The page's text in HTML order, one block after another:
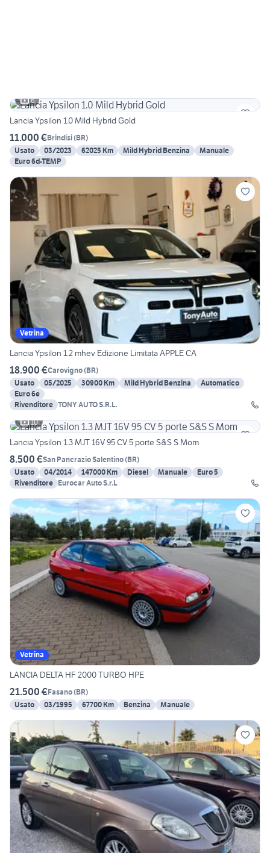
6
Lancia Ypsilon 1.0 Mild Hybrid Gold
11.000 €Brindisi(BR)
Usato
03/2023 62025 Km Mild Hybrid Benzina
Manuale
Euro 6d-TEMP
Vetrina
Lancia Ypsilon 1.2 mhev Edizione Limitata APPLE CA
18.900 €Carovigno(BR)
Usato
05/2025 30900 Km Mild Hybrid Benzina
Automatico
Euro 6e
Rivenditore TONY AUTO S.R.L.
10
Lancia Ypsilon 1.3 MJT 16V 95 CV 5 porte S&S S Mom
8.500 €San Pancrazio Salentino(BR)
Usato
04/2014 147000 Km Diesel Manuale
Euro 5
Rivenditore Eurocar Auto S.r.L
Vetrina
LANCIA DELTA HF 2000 TURBO HPE
21.500 €Fasano(BR)
Usato
03/1995 67700 Km Benzina Manuale